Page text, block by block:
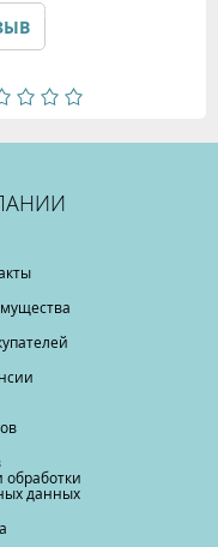
данных
данных